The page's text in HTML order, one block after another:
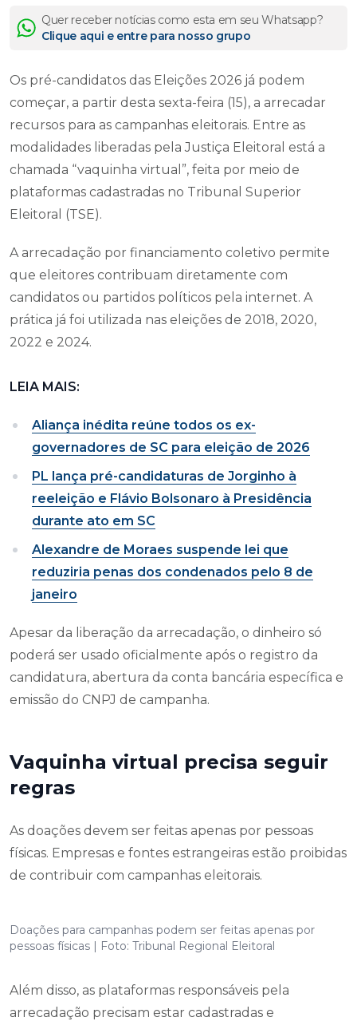
Quer receber notícias como esta em seu Whatsapp?
Clique aqui e entre para nosso grupo
Os pré-candidatos das Eleições 2026 já podem
começar, a partir desta sexta-feira (15), a arrecadar
recursos para as campanhas eleitorais. Entre as
modalidades liberadas pela Justiça Eleitoral está a
chamada “vaquinha virtual”, feita por meio de
plataformas cadastradas no Tribunal Superior
Eleitoral (TSE).
A arrecadação por financiamento coletivo permite
que eleitores contribuam diretamente com
candidatos ou partidos políticos pela internet. A
prática já foi utilizada nas eleições de 2018, 2020,
2022 e 2024.
LEIA MAIS:
Aliança inédita reúne todos os ex-
governadores de SC para eleição de 2026
PL lança pré-candidaturas de Jorginho à
reeleição e Flávio Bolsonaro à Presidência
durante ato em SC
Alexandre de Moraes suspende lei que
reduziria penas dos condenados pelo 8 de
janeiro
Apesar da liberação da arrecadação, o dinheiro só
poderá ser usado oficialmente após o registro da
candidatura, abertura da conta bancária específica e
emissão do CNPJ de campanha.
Vaquinha virtual precisa seguir
regras
As doações devem ser feitas apenas por pessoas
físicas. Empresas e fontes estrangeiras estão proibidas
de contribuir com campanhas eleitorais.
Doações para campanhas podem ser feitas apenas por
pessoas físicas | Foto: Tribunal Regional Eleitoral
Além disso, as plataformas responsáveis pela
arrecadação precisam estar cadastradas e